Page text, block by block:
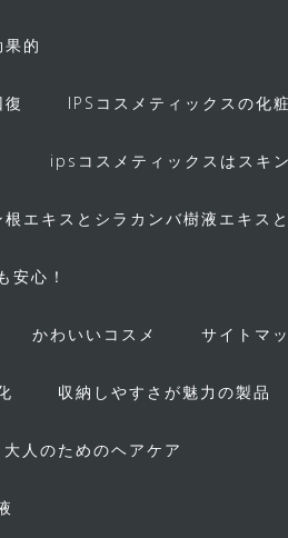
的
IPSコスメティックスの化
ipsコスメティックスはスキ
エキスとシラカンバ樹液エキス
安心！
かわいいコスメ サイトマ
収納しやすさが魅力の製品
大人のためのヘアケア